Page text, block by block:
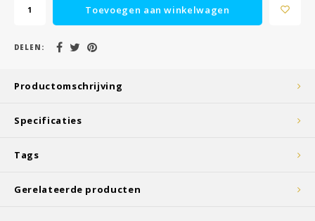
Toevoegen aan winkelwagen
DELEN:
Productomschrijving
Specificaties
Tags
Gerelateerde producten